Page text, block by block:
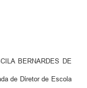
BERNARDES DE
de Diretor de Escola